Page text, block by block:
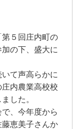
５回庄内町の
の下、盛大に
て声高らかに
庄内農業高校校
した。
、今年度から
恵美子さんか